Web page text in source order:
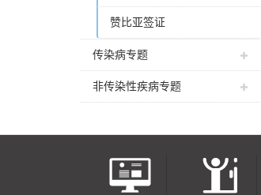
赞比亚签证
传染病专题
非传染性疾病专题